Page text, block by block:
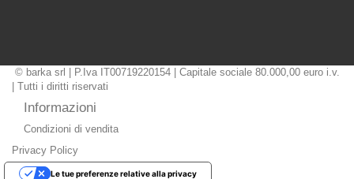
© barka srl | P.Iva IT00719220154 | Capitale sociale 80.000,00 euro i.v.
| Tutti i diritti riservati
Informazioni
Condizioni di vendita
Privacy Policy
Le tue preferenze relative alla privacy